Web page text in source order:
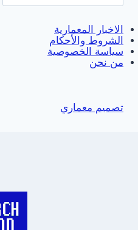
الاخبار المعمارية
الشروط والأحكام
سياسة الخصوصية
من نحن
تصميم معماري